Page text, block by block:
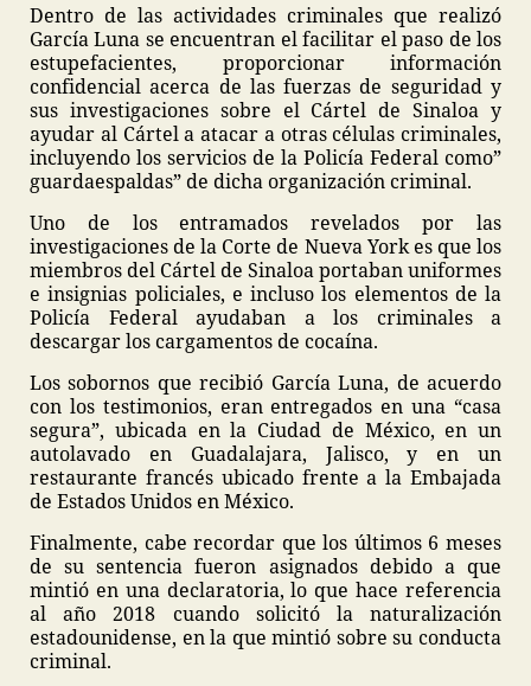
Dentro de las actividades criminales que realizó
García Luna se encuentran el facilitar el paso de los
estupefacientes, proporcionar información
confidencial acerca de las fuerzas de seguridad y
sus investigaciones sobre el Cártel de Sinaloa y
ayudar al Cártel a atacar a otras células criminales,
incluyendo los servicios de la Policía Federal como”
guardaespaldas” de dicha organización criminal.
Uno de los entramados revelados por las
investigaciones de la Corte de Nueva York es que los
miembros del Cártel de Sinaloa portaban uniformes
e insignias policiales, e incluso los elementos de la
Policía Federal ayudaban a los criminales a
descargar los cargamentos de cocaína.
Los sobornos que recibió García Luna, de acuerdo
con los testimonios, eran entregados en una “casa
segura”, ubicada en la Ciudad de México, en un
autolavado en Guadalajara, Jalisco, y en un
restaurante francés ubicado frente a la Embajada
de Estados Unidos en México.
Finalmente, cabe recordar que los últimos 6 meses
de su sentencia fueron asignados debido a que
mintió en una declaratoria, lo que hace referencia
al año 2018 cuando solicitó la naturalización
estadounidense, en la que mintió sobre su conducta
criminal.